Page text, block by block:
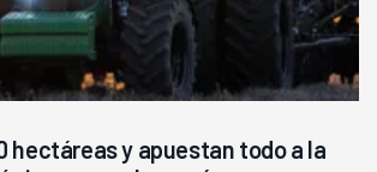
hectáreas y apuestan todo a la